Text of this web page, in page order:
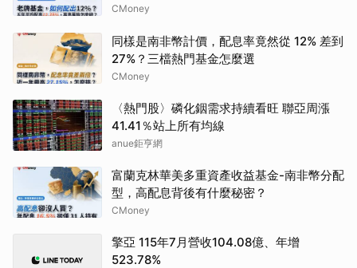
CMoney
同樣是南非幣計價，配息率竟然從 12% 差到
27%？三檔熱門基金怎麼選
CMoney
〈熱門股〉磷化銦需求持續看旺 聯亞周漲
41.41％站上所有均線
anue鉅亨網
富蘭克林華美多重資產收益基金-南非幣分配
型，高配息背後有什麼秘密？
CMoney
擎亞 115年7月營收104.08億、年增
523.78%